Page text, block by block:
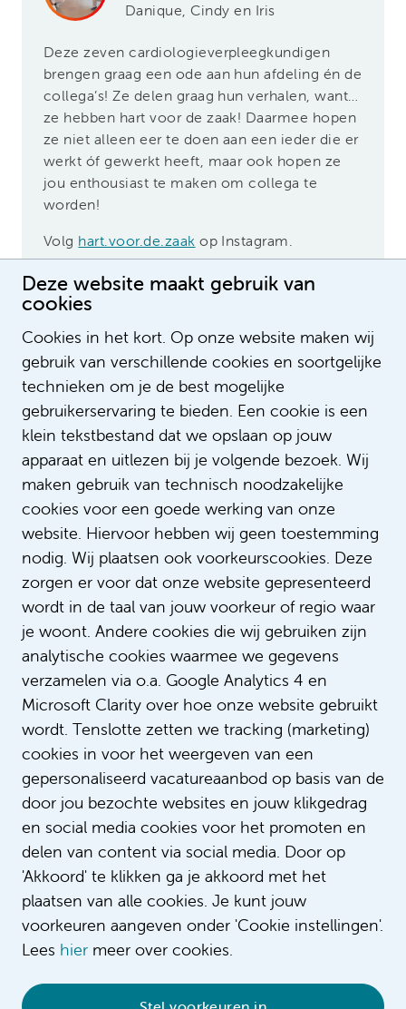
Deze website maakt gebruik van
cookies
Cookies in het kort. Op onze website maken wij
gebruik van verschillende cookies en soortgelijke
technieken om je de best mogelijke
gebruikerservaring te bieden. Een cookie is een
klein tekstbestand dat we opslaan op jouw
apparaat en uitlezen bij je volgende bezoek. Wij
maken gebruik van technisch noodzakelijke
cookies voor een goede werking van onze
website. Hiervoor hebben wij geen toestemming
nodig. Wij plaatsen ook voorkeurscookies. Deze
zorgen er voor dat onze website gepresenteerd
wordt in de taal van jouw voorkeur of regio waar
je woont. Andere cookies die wij gebruiken zijn
analytische cookies waarmee we gegevens
verzamelen via o.a. Google Analytics 4 en
Microsoft Clarity over hoe onze website gebruikt
wordt. Tenslotte zetten we tracking (marketing)
cookies in voor het weergeven van een
gepersonaliseerd vacatureaanbod op basis van de
door jou bezochte websites en jouw klikgedrag
en social media cookies voor het promoten en
delen van content via social media. Door op
'Akkoord' te klikken ga je akkoord met het
plaatsen van alle cookies. Je kunt jouw
voorkeuren aangeven onder 'Cookie instellingen'.
Lees hier meer over cookies.
Danique, Cindy en Iris
Deze zeven cardiologieverpleegkundigen
brengen graag een ode aan hun afdeling én de
collega’s! Ze delen graag hun verhalen, want…
ze hebben hart voor de zaak! Daarmee hopen
ze niet alleen eer te doen aan een ieder die er
werkt óf gewerkt heeft, maar ook hopen ze
jou enthousiast te maken om collega te
worden!
Volg hart.voor.de.zaak op Instagram.
heartmakers_amsterdamumc
Kim en Desiree
Met ons account geven wij een inkijk in de
werkzaamheden en ziektebeelden op de
hartcatheterisatiekamer. Naast de serieuze
onderwerpen en ziektebeelden die
voorbijkomen, laten wij zien hoe leuk en
divers ons werk op de HCK is. Met enige
regelmaat posten wij ludieke filmpjes waarbij
de humor en positieve werksfeer op de
afdeling naar voren komen.
Benieuwd naar onze werkzaamheden of
ziektebeelden op het cathlab? Volg
heartmakers_amsterdamumc
op Instagram.
instagram
49 pagina's gevonden Pagina 1 van 3